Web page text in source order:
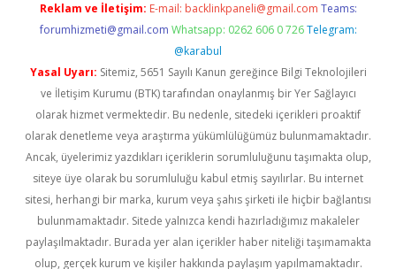
Reklam ve İletişim: E-mail: backlinkpaneli@gmail.com Teams:
forumhizmeti@gmail.com Whatsapp: 0262 606 0 726 Telegram:
@karabul
Yasal Uyarı: Sitemiz, 5651 Sayılı Kanun gereğince Bilgi Teknolojileri
ve İletişim Kurumu (BTK) tarafından onaylanmış bir Yer Sağlayıcı
olarak hizmet vermektedir. Bu nedenle, sitedeki içerikleri proaktif
olarak denetleme veya araştırma yükümlülüğümüz bulunmamaktadır.
Ancak, üyelerimiz yazdıkları içeriklerin sorumluluğunu taşımakta olup,
siteye üye olarak bu sorumluluğu kabul etmiş sayılırlar. Bu internet
sitesi, herhangi bir marka, kurum veya şahıs şirketi ile hiçbir bağlantısı
bulunmamaktadır. Sitede yalnızca kendi hazırladığımız makaleler
paylaşılmaktadır. Burada yer alan içerikler haber niteliği taşımamakta
olup, gerçek kurum ve kişiler hakkında paylaşım yapılmamaktadır.